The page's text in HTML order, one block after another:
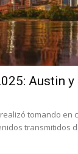
Austin y
tomando en
transmitidos